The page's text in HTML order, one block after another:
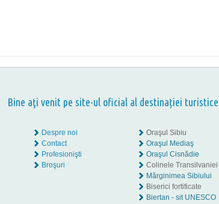
Bine aţi venit pe site-ul oficial al destinației
Despre noi
Contact
Profesionişti
Broşuri
Oraşul Sibiu
Oraşul Mediaş
Oraşul Cisnădie
Colinele Transilvaniei
Mărginimea Sibiului
Biserici fortificate
Biertan - sit UNESCO